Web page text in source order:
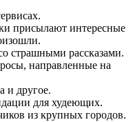
присылают интересные
страшными рассказами.
направленные на
и другое.
для худеющих.
из крупных городов.